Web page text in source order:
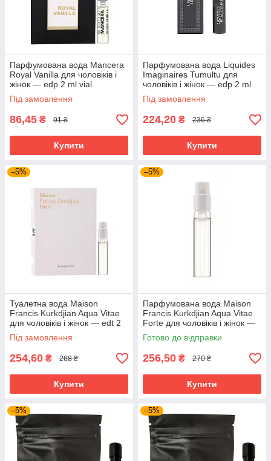
Парфумована вода Mancera
Royal Vanilla для чоловіків і
жінок — edp 2 ml vial
Під замовлення
86,45 ₴ 91 ₴
Купити
Парфумована вода Liquides
Imaginaires Tumultu для
чоловіків і жінок — edp 2 ml
vial
Під замовлення
224,20 ₴ 236 ₴
Купити
–5%
Туалетна вода Maison
Francis Kurkdjian Aqua Vitae
для чоловіків і жінок — edt 2
ml vial
Під замовлення
254,60 ₴ 268 ₴
Купити
–5%
Парфумована вода Maison
Francis Kurkdjian Aqua Vitae
Forte для чоловіків і жінок —
edp 2 ml vial
Готово до відправки
256,50 ₴ 270 ₴
Купити
–5% –5%